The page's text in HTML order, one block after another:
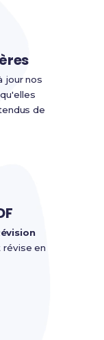
jour nos
de
révise en